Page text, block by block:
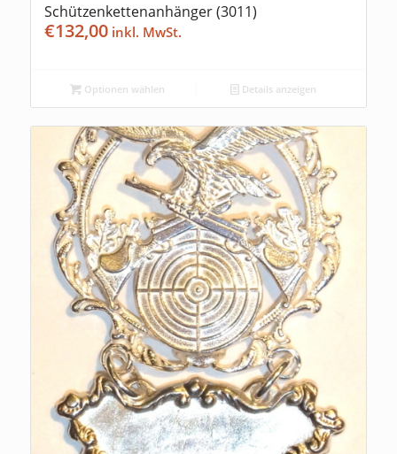
Schützenkettenanhänger (3011)
€132,00
Optionen wählen Details anzeigen